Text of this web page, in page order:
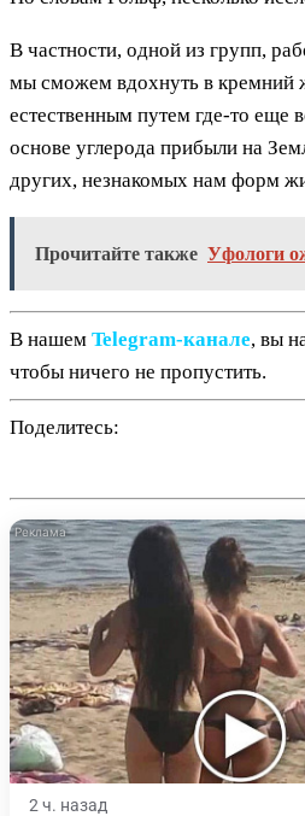
В частности, одной из групп,
мы сможем вдохнуть в кремний
естественным путем где-то еще
основе углерода прибыли на
других, незнакомых нам форм
Прочитайте также Уфологи
В нашем Telegram‑канале, вы
чтобы ничего не пропустить.
Поделитесь:
2 ч. назад